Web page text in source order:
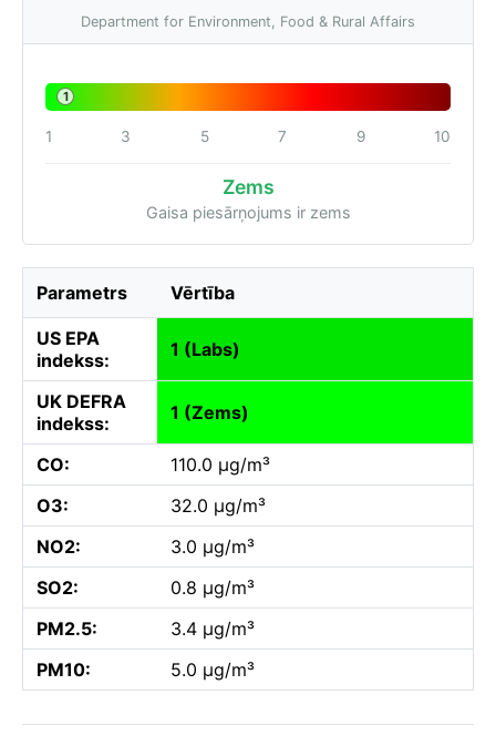
Department for Environment, Food & Rural Affairs
1
1 3 5 7 9 10
Zems
Gaisa piesārņojums ir zems
Parametrs Vērtība
US EPA
indekss:
1 (Labs)
UK DEFRA
indekss:
1 (Zems)
CO:
110.0 µg/m³
O3:
32.0 µg/m³
NO2:
3.0 µg/m³
SO2:
0.8 µg/m³
PM2.5:
3.4 µg/m³
PM10:
5.0 µg/m³